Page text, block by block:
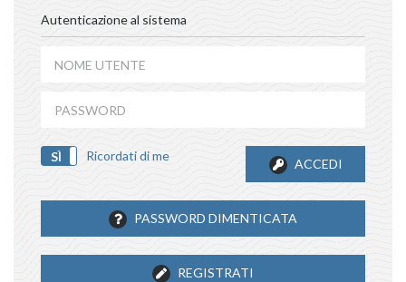
Autenticazione al sistema
SÌ NO
Ricordati di me
ACCEDI
PASSWORD DIMENTICATA
REGISTRATI